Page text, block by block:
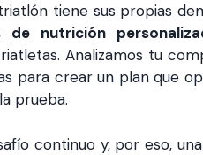
tiene sus propias
de nutrición
Analizamos tu
para crear un plan que
prueba.
continuo y, por eso,